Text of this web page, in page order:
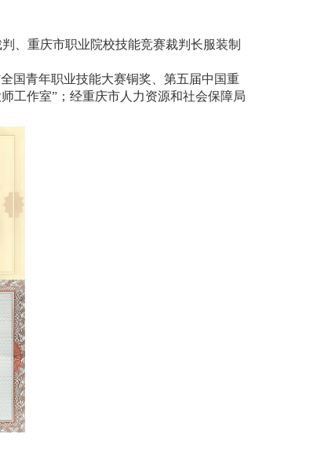
、重庆市职业院校技能竞赛裁判长服装制
国青年职业技能大赛铜奖、第五届中国重
工作室”；经重庆市人力资源和社会保障局